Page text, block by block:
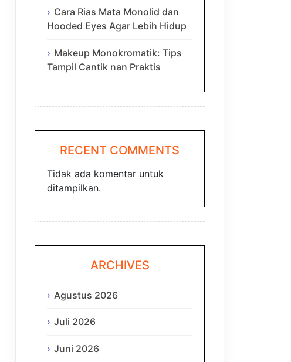
Cara Rias Mata Monolid dan
Hooded Eyes Agar Lebih Hidup
Makeup Monokromatik: Tips
Tampil Cantik nan Praktis
RECENT COMMENTS
Tidak ada komentar untuk
ditampilkan.
ARCHIVES
Agustus 2026
Juli 2026
Juni 2026